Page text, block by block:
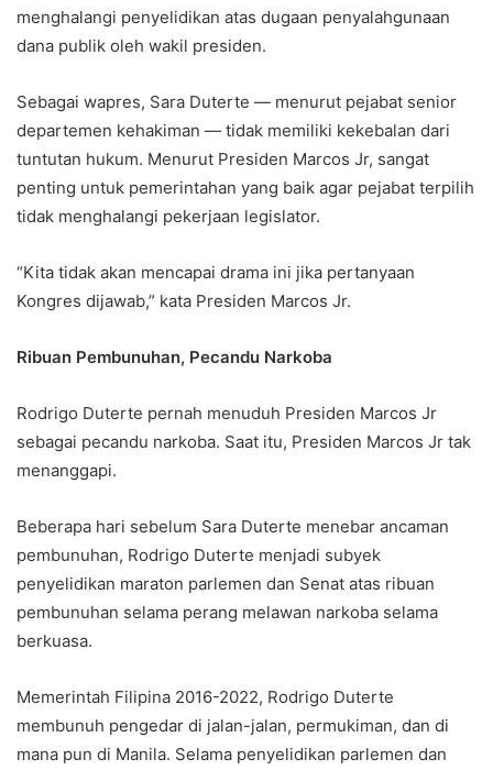
menghalangi penyelidikan atas dugaan penyalahgunaan
dana publik oleh wakil presiden.
Sebagai wapres, Sara Duterte — menurut pejabat senior
departemen kehakiman — tidak memiliki kekebalan dari
tuntutan hukum. Menurut Presiden Marcos Jr, sangat
penting untuk pemerintahan yang baik agar pejabat terpilih
tidak menghalangi pekerjaan legislator.
“Kita tidak akan mencapai drama ini jika pertanyaan
Kongres dijawab,” kata Presiden Marcos Jr.
Ribuan Pembunuhan, Pecandu Narkoba
Rodrigo Duterte pernah menuduh Presiden Marcos Jr
sebagai pecandu narkoba. Saat itu, Presiden Marcos Jr tak
menanggapi.
Beberapa hari sebelum Sara Duterte menebar ancaman
pembunuhan, Rodrigo Duterte menjadi subyek
penyelidikan maraton parlemen dan Senat atas ribuan
pembunuhan selama perang melawan narkoba selama
berkuasa.
Memerintah Filipina 2016-2022, Rodrigo Duterte
membunuh pengedar di jalan-jalan, permukiman, dan di
mana pun di Manila. Selama penyelidikan parlemen dan